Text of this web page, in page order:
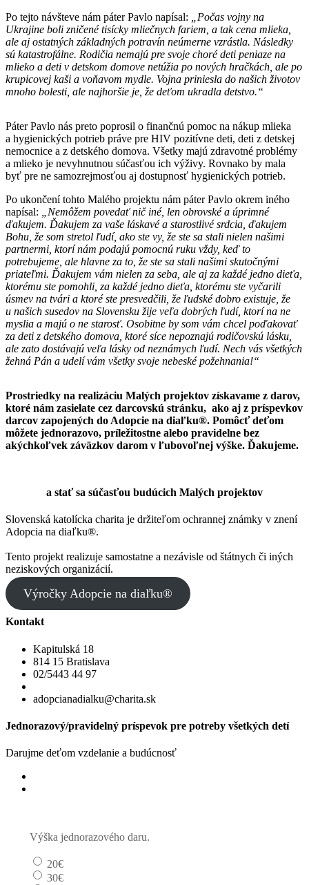
Po tejto návšteve nám páter Pavlo napísal:
„Počas vojny na
Ukrajine boli zničené tisícky mliečnych fariem, a tak cena mlieka,
ale aj ostatných základných potravín neúmerne vzrástla. Následky
sú katastrofálne. Rodičia nemajú pre svoje choré deti peniaze na
mlieko a deti v detskom domove netúžia po nových hračkách, ale po
krupicovej kaši a voňavom mydle. Vojna priniesla do našich životov
mnoho bolesti, ale najhoršie je, že deťom ukradla detstvo.“
Páter Pavlo nás preto poprosil o finančnú pomoc na nákup mlieka
a hygienických potrieb práve pre HIV pozitívne deti, deti z detskej
nemocnice a z detského domova. Všetky majú zdravotné problémy
a mlieko je nevyhnutnou súčasťou ich výživy. Rovnako by mala
byť pre ne samozrejmosťou aj dostupnosť hygienických potrieb.
Po ukončení tohto Malého projektu nám páter Pavlo okrem iného
napísal: „Nemôžem povedať nič iné, len obrovské a úprimné
ďakujem. Ďakujem za vaše láskavé a starostlivé srdcia, ďakujem
Bohu, že som stretol ľudí, ako ste vy, že ste sa stali nielen našimi
partnermi, ktorí nám podajú pomocnú ruku vždy, keď to
potrebujeme, ale hlavne za to, že ste sa stali našimi skutočnými
priateľmi. Ďakujem vám nielen za seba, ale aj za každé jedno dieťa,
ktorému ste pomohli, za každé jedno dieťa, ktorému ste vyčarili
úsmev na tvári a ktoré ste presvedčili, že ľudské dobro existuje, že
u našich susedov na Slovensku žije veľa dobrých ľudí, ktorí na ne
myslia a majú o ne starosť. Osobitne by som vám chcel poďakovať
za deti z detského domova, ktoré síce nepoznajú rodičovskú lásku,
ale zato dostávajú veľa lásky od neznámych ľudí. Nech vás všetkých
žehná Pán a udelí vám všetky svoje nebeské požehnania!“
Prostriedky na realizáciu Malých projektov získavame z darov,
ktoré nám zasielate cez darcovskú stránku, ako aj z príspevkov
darcov zapojených do Adopcie na diaľku®. Pomôcť deťom
môžete jednorazovo, príležitostne alebo pravidelne bez
akýchkoľvek záväzkov darom v ľubovoľnej výške. Ďakujeme.
a stať sa súčasťou budúcich Malých projektov
Slovenská katolícka charita je držiteľom ochrannej známky v znení
Adopcia na diaľku®.
Tento projekt realizuje samostatne a nezávisle od štátnych či iných
neziskových organizácií.
Výročky Adopcie na diaľku®
Kontakt
Kapitulská 18
814 15 Bratislava
02/5443 44 97
adopcianadialku@charita.sk
Jednorazový/pravidelný príspevok pre potreby všetkých detí
Darujme deťom vzdelanie a budúcnosť
Výška jednorazového daru.
20€
30€